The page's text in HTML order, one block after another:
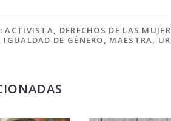
ACTIVISTA, DERECHOS DE LAS
IGUALDAD DE GÉNERO, MAESTRA,